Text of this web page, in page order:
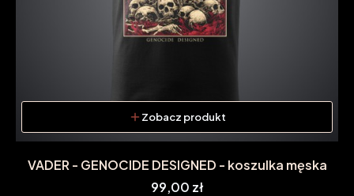
Zobacz produkt
VADER - GENOCIDE DESIGNED - koszulka męska
Cena
99,00 zł